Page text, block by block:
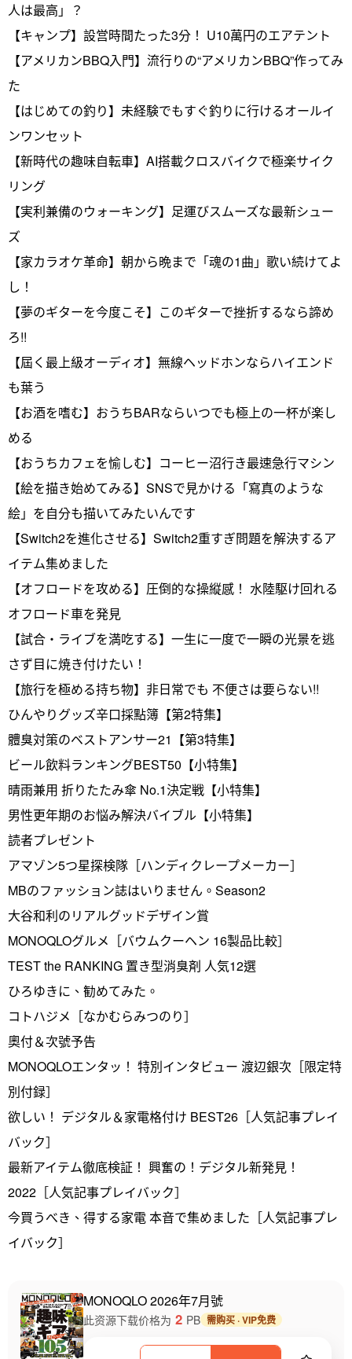
人は最高」？
【キャンプ】設営時間たった3分！ U10萬円のエアテント
【アメリカンBBQ入門】流行りの“アメリカンBBQ”作ってみ
た
【はじめての釣り】未経験でもすぐ釣りに行けるオールイ
ンワンセット
【新時代の趣味自転車】AI搭載クロスバイクで極楽サイク
リング
【実利兼備のウォーキング】足運びスムーズな最新シュー
ズ
【家カラオケ革命】朝から晩まで「魂の1曲」歌い続けてよ
し！
【夢のギターを今度こそ】このギターで挫折するなら諦め
ろ!!
【屆く最上級オーディオ】無線ヘッドホンならハイエンド
も葉う
【お酒を嗜む】おうちBARならいつでも極上の一杯が楽し
める
【おうちカフェを愉しむ】コーヒー沼行き最速急行マシン
【絵を描き始めてみる】SNSで見かける「寫真のような
絵」を自分も描いてみたいんです
【Switch2を進化させる】Switch2重すぎ問題を解決するア
イテム集めました
【オフロードを攻める】圧倒的な操縦感！ 水陸駆け回れる
オフロード車を発見
【試合・ライブを満吃する】一生に一度で一瞬の光景を逃
さず目に焼き付けたい！
【旅行を極める持ち物】非日常でも 不便さは要らない!!
ひんやりグッズ辛口採點簿【第2特集】
體臭対策のベストアンサー21【第3特集】
ビール飲料ランキングBEST50【小特集】
晴雨兼用 折りたたみ傘 No.1決定戦【小特集】
男性更年期のお悩み解決バイブル【小特集】
読者プレゼント
アマゾン5つ星探検隊［ハンディクレープメーカー］
MBのファッション誌はいりません。Season2
大谷和利のリアルグッドデザイン賞
MONOQLOグルメ［バウムクーヘン 16製品比較］
TEST the RANKING 置き型消臭剤 人気12選
ひろゆきに、勧めてみた。
コトハジメ［なかむらみつのり］
奧付＆次號予告
MONOQLOエンタッ！ 特別インタビュー 渡辺銀次［限定特
別付録］
欲しい！ デジタル＆家電格付け BEST26［人気記事プレイ
バック］
最新アイテム徹底検証！ 興奮の！デジタル新発見！
2022［人気記事プレイバック］
今買うべき、得する家電 本音で集めました［人気記事プレ
イバック］
MONOQLO 2026年7月號
此资源下载价格为 2 PB 需购买 · VIP免费